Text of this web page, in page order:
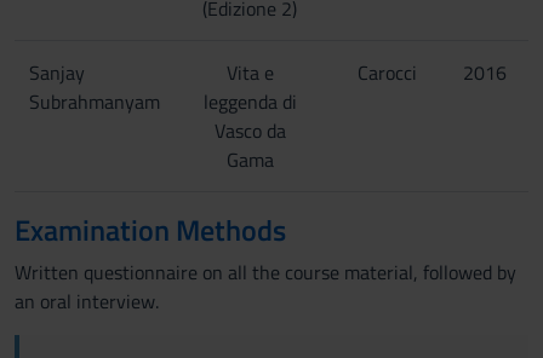
(Edizione 2)
Sanjay
Subrahmanyam
Vita e
leggenda di
Vasco da
Gama
Carocci 2016
Examination Methods
Written questionnaire on all the course material, followed by
an oral interview.